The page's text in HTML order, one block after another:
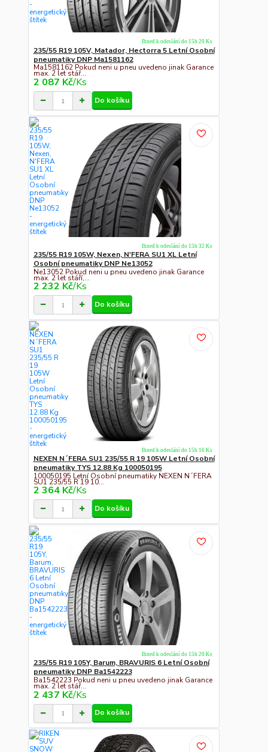
235/55 R19 105V, Matador, Hectorra 5 Letní Osobní
pneumatiky DNP Ma1581162
Ma1581162 Pokud neni u pneu uvedeno jinak Garance
max. 2 let stář...
2 087 Kč/Ks
Ihned k odeslání do 15h 20 Ks
Do košíku
235/55 R19 105W, Nexen, N'FERA SU1 XL Letní
Osobní pneumatiky DNP Ne13052
Ne13052 Pokud neni u pneu uvedeno jinak Garance
max. 2 let stáří,...
2 232 Kč/Ks
Ihned k odeslání do 15h 32 Ks
Do košíku
NEXEN N´FERA SU1 235/55 R 19 105W Letní Osobní
pneumatiky TYS 12.88 Kg 100050195
100050195 Letní Osobní pneumatiky NEXEN N´FERA
SU1 235/55 R 19 10...
2 364 Kč/Ks
Ihned k odeslání do 15h 16 Ks
Do košíku
235/55 R19 105Y, Barum, BRAVURIS 6 Letní Osobní
pneumatiky DNP Ba1542223
Ba1542223 Pokud neni u pneu uvedeno jinak Garance
max. 2 let stář...
2 437 Kč/Ks
Ihned k odeslání do 15h 20 Ks
Do košíku